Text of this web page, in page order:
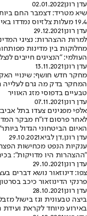
עדן רונן02.01.2022
שיא מטריד: דצמבר החם
19.4 מעלות צלזיוס נמדדו באי קודיאק שבמדינה הצפונית ביותר בארה"ב • זהו שיא מאז החלו המדידות באזור • המשמעות: אירועי מזג אוויר קיצוניים נוספים בדרך
עדן רונן29.12.2021
למרות ההצהרות: נציגי
מחלוקות בין מדינות
העולמי: "הנציגים חייבים
עדן רונן13.11.2021
מחקר חדש חושף: שינויי
טבעיים בדפוסי מזג האוויר
עדן רונן07.11.2021
אלפי מפגינים צעדו בתל
לאחר פרסום דו"ח מבקר
האיום הביטחוני הגדול
עדן רונן,דן לביא29.10.2021
ענקיות הנפט מכחישות
"ההצהרות היו מדויקות":
עדן רונן29.10.2021
צפו: דינוזאור נושא דברים
פרנקי הדינוזאור כיכב
עדן רונן28.10.2021
ביצה טבעונית וגז בישול
באירוע מיוחד לקראת